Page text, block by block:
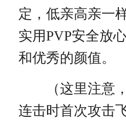
定，低亲高亲一
实用PVP安全放
和优秀的颜值。
（这里注意，
连击时首次攻击